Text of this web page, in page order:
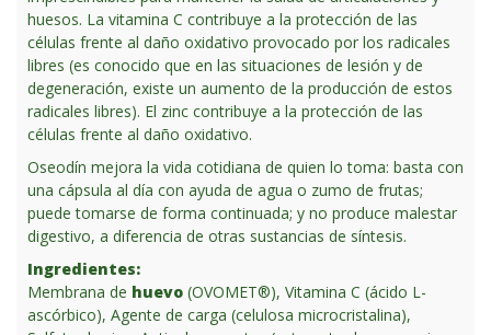
huesos. La vitamina C contribuye a la protección de las
células frente al daño oxidativo provocado por los radicales
libres (es conocido que en las situaciones de lesión y de
degeneración, existe un aumento de la producción de estos
radicales libres). El zinc contribuye a la protección de las
células frente al daño oxidativo.
Oseodín mejora la vida cotidiana de quien lo toma: basta con
una cápsula al día con ayuda de agua o zumo de frutas;
puede tomarse de forma continuada; y no produce malestar
digestivo, a diferencia de otras sustancias de síntesis.
Ingredientes:
Membrana de huevo (OVOMET®), Vitamina C (ácido L-
ascórbico), Agente de carga (celulosa microcristalina),